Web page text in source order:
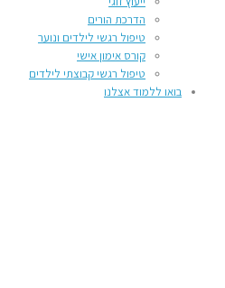
הדרכת הורים
טיפול רגשי לילדים ונוער
קורס אימון אישי
טיפול רגשי קבוצתי לילדים
בואו ללמוד אצלנו